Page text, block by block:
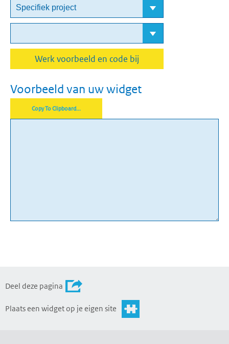
Werk voorbeeld en code bij
Voorbeeld van uw widget
Copy To Clipboard...
Deel deze pagina
Plaats een widget op je eigen site